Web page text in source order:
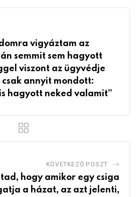
vigyáztam az
semmit sem hagyott
viszont az ügyvédje
csak annyit mondott:
hagyott neked valamit”
KÖVETKEZŐ POSZT
hogy amikor egy csiga
a házat, az azt jelenti,